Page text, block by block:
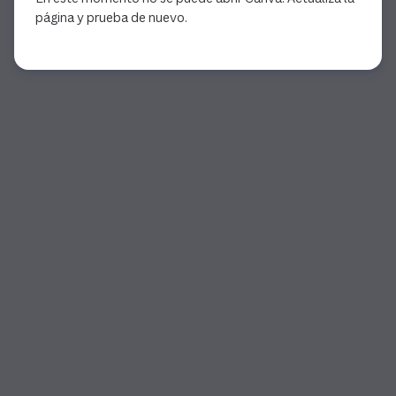
página y prueba de nuevo.